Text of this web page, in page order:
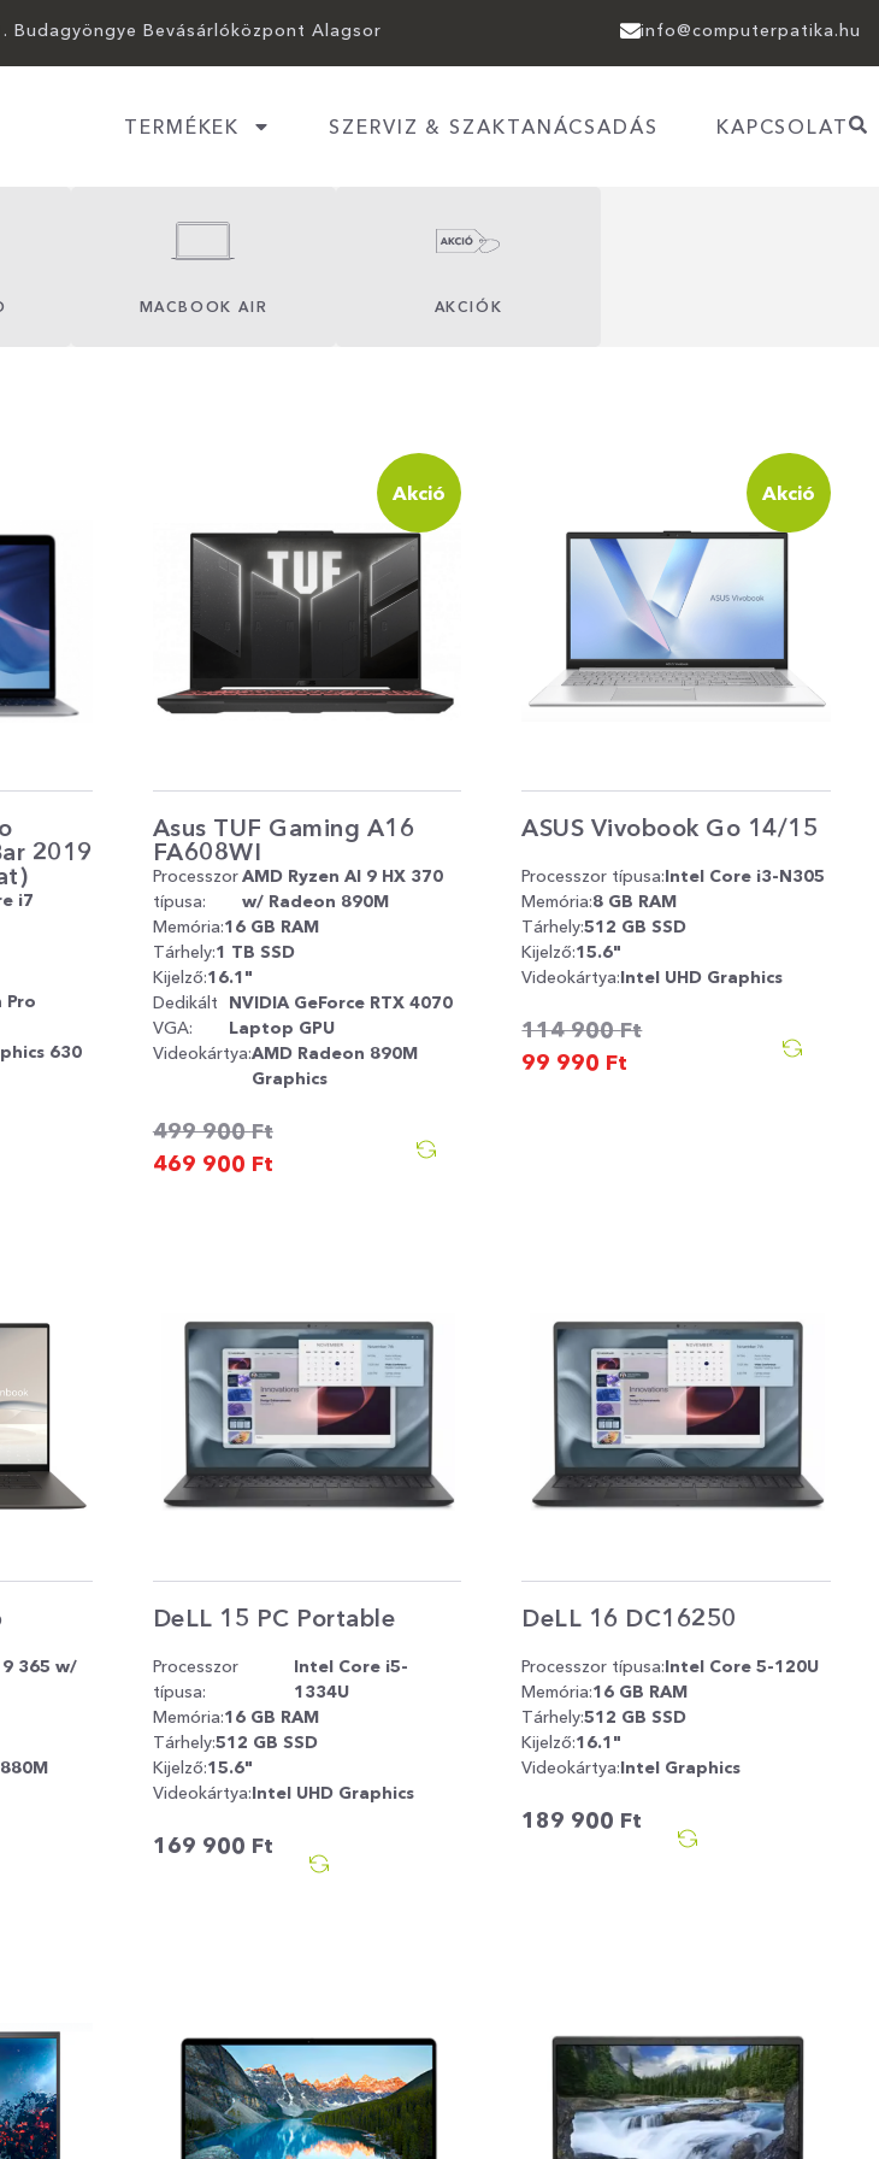
Budagyöngye Bevásárlóközpont Alagsor info@computerpatika.hu
TERMÉKEK SZERVIZ & SZAKTANÁCSADÁS KAPCSOLAT
MACBOOK AIR AKCIÓK
2019
i7
Pro
630
Akció
Asus TUF Gaming A16
FA608WI
Processzor
típusa:
AMD Ryzen AI 9 HX 370
w/ Radeon 890M
Memória:16 GB RAM
Tárhely:1 TB SSD
Kijelző:16.1"
Dedikált
VGA:
NVIDIA GeForce RTX 4070
Laptop GPU
Videokártya:AMD Radeon 890M
Graphics
499 900Ft
469 900 Ft
Akció
ASUS Vivobook Go 14/15
Processzor típusa:Intel Core i3-N305
Memória:8 GB RAM
Tárhely:512 GB SSD
Kijelző:15.6"
Videokártya:Intel UHD Graphics
114 900Ft
99 990 Ft
9 365 w/
DeLL 15 PC Portable
Processzor
típusa:
Intel Core i5-
1334U
Memória:16 GB RAM
Tárhely:512 GB SSD
Kijelző:15.6"
Videokártya:Intel UHD Graphics
169 900 Ft
DeLL 16 DC16250
Processzor típusa:Intel Core 5-120U
Memória:16 GB RAM
Tárhely:512 GB SSD
Kijelző:16.1"
Videokártya:Intel Graphics
189 900 Ft